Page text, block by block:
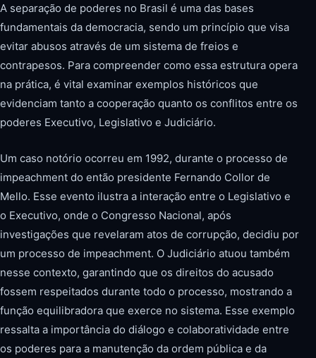
A separação de poderes no Brasil é uma das bases
fundamentais da democracia, sendo um princípio que visa
evitar abusos através de um sistema de freios e
contrapesos. Para compreender como essa estrutura opera
na prática, é vital examinar exemplos históricos que
evidenciam tanto a cooperação quanto os conflitos entre os
poderes Executivo, Legislativo e Judiciário.
Um caso notório ocorreu em 1992, durante o processo de
impeachment do então presidente Fernando Collor de
Mello. Esse evento ilustra a interação entre o Legislativo e
o Executivo, onde o Congresso Nacional, após
investigações que revelaram atos de corrupção, decidiu por
um processo de impeachment. O Judiciário atuou também
nesse contexto, garantindo que os direitos do acusado
fossem respeitados durante todo o processo, mostrando a
função equilibradora que exerce no sistema. Esse exemplo
ressalta a importância do diálogo e colaboratividade entre
os poderes para a manutenção da ordem pública e da